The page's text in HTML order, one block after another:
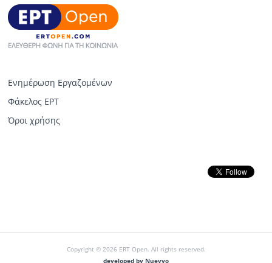
Ενημέρωση Εργαζομένων
Φάκελος ΕΡΤ
Όροι χρήσης
Copyright © 2026 ERT Open. All rights reserved.
developed by Nuevvo